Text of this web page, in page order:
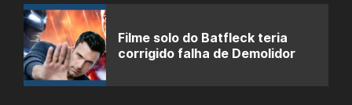
Filme solo do Batfleck teria
corrigido falha de Demolidor